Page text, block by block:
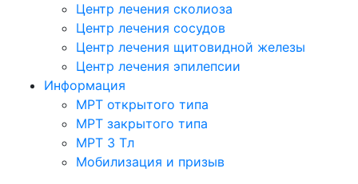
Центр лечения сколиоза
Центр лечения сосудов
Центр лечения щитовидной железы
Центр лечения эпилепсии
Информация
МРТ открытого типа
МРТ закрытого типа
МРТ 3 Тл
Мобилизация и призыв